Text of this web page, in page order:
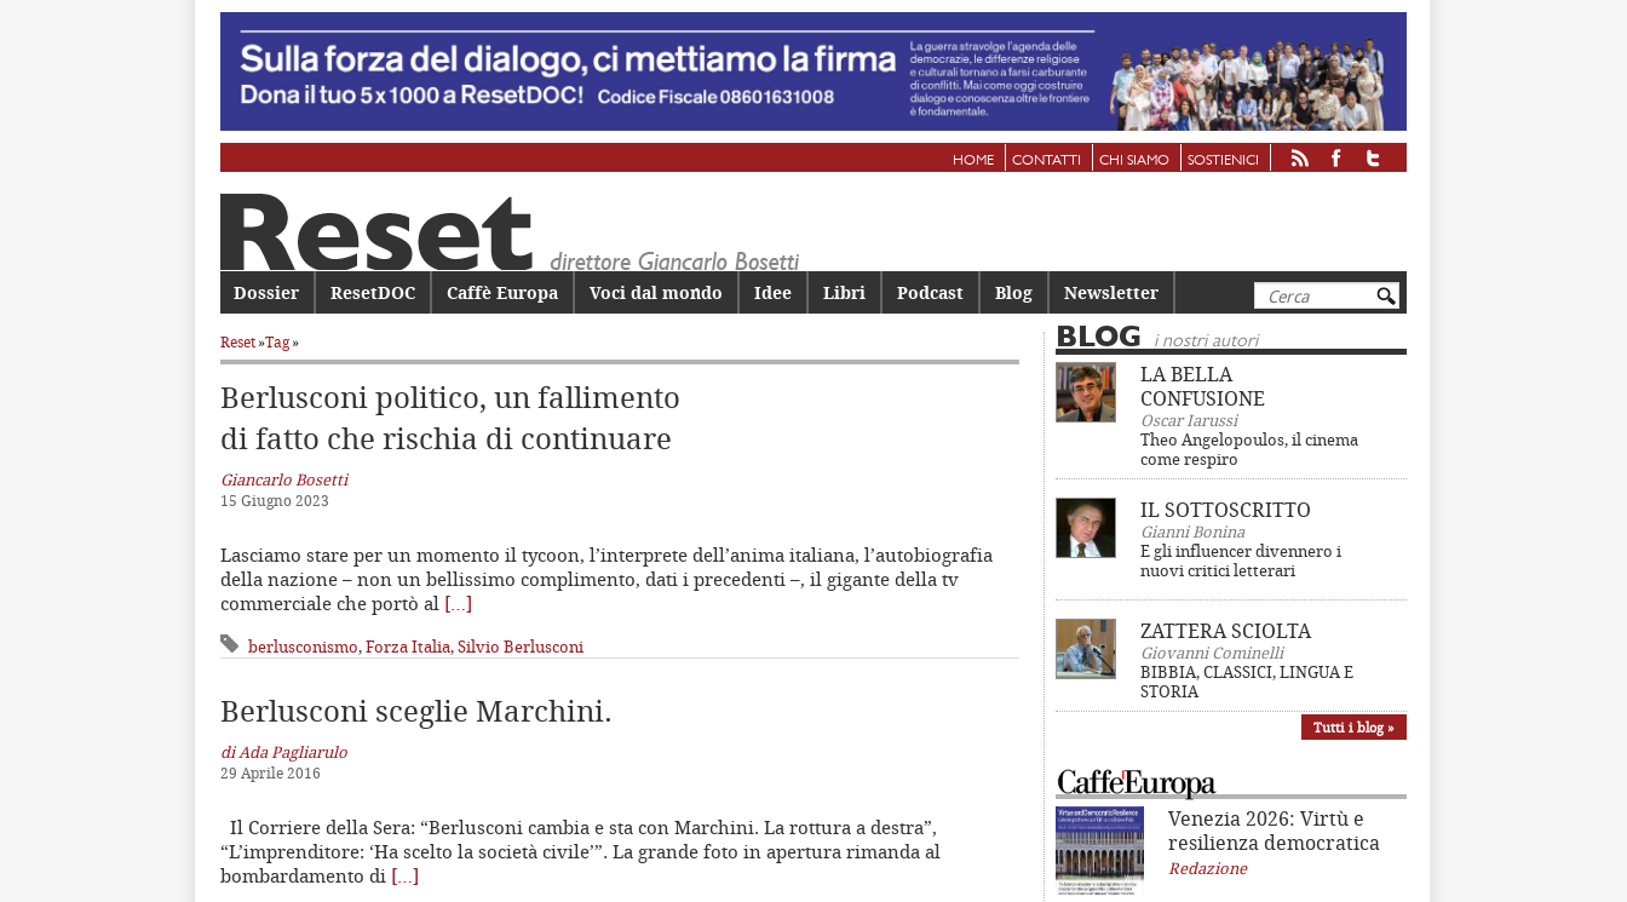
HOME CONTATTI CHI SIAMO SOSTIENICI
Cerca
Menu principale
Vai al contenuto principale
Vai al contenuto secondario
Dossier ResetDOC Caffè Europa Voci dal mondo Idee Libri Podcast Blog Newsletter
Reset»Tag»
Berlusconi politico, un fallimento
di fatto che rischia di continuare
Giancarlo Bosetti
15 Giugno 2023
Lasciamo stare per un momento il tycoon, l’interprete dell’anima italiana, l’autobiografia
della nazione – non un bellissimo complimento, dati i precedenti –, il gigante della tv
commerciale che portò al […]
berlusconismo,Forza Italia,Silvio Berlusconi
Berlusconi sceglie Marchini.
di Ada Pagliarulo
29 Aprile 2016
Il Corriere della Sera: “Berlusconi cambia e sta con Marchini. La rottura a destra”,
“L’imprenditore: ‘Ha scelto la società civile’”. La grande foto in apertura rimanda al
bombardamento di […]
BLOG i nostri autori
LA BELLA
CONFUSIONE
Oscar Iarussi
Theo Angelopoulos, il cinema
come respiro
IL SOTTOSCRITTO
Gianni Bonina
E gli influencer divennero i
nuovi critici letterari
ZATTERA SCIOLTA
Giovanni Cominelli
BIBBIA, CLASSICI, LINGUA E
STORIA
Tutti i blog »
Venezia 2026: Virtù e
resilienza democratica
Redazione